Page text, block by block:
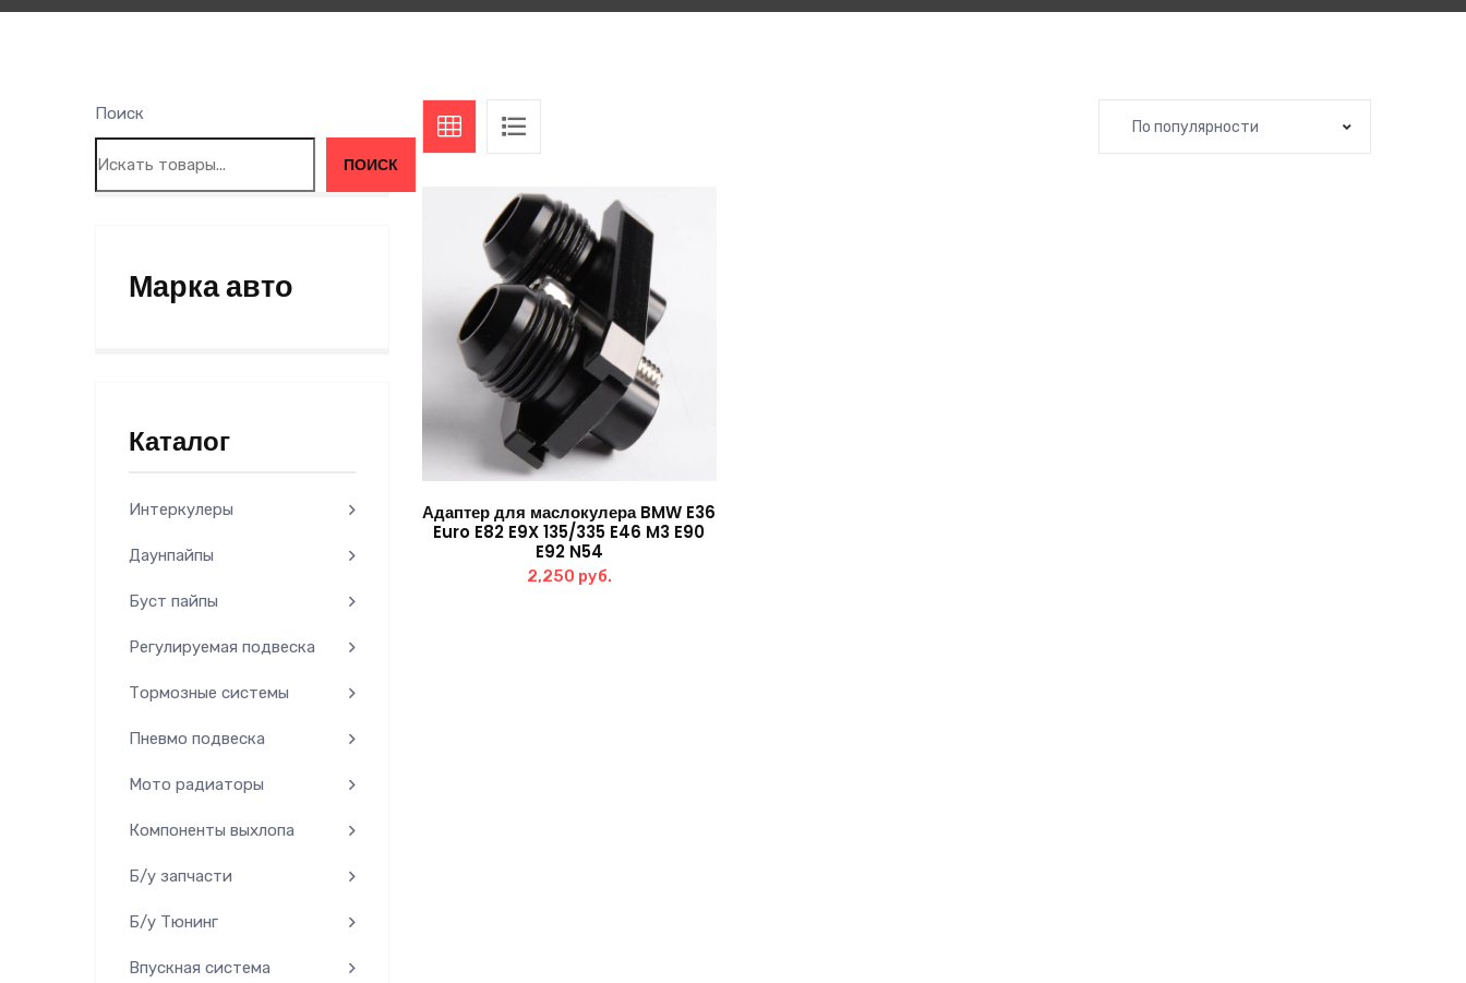
Поиск
ПОИСК
Марка авто
Каталог
Интеркулеры
Даунпайпы
Буст пайпы
Регулируемая подвеска
Тормозные системы
Пневмо подвеска
Мото радиаторы
Компоненты выхлопа
Б/у запчасти
Б/у Тюнинг
Впускная система
По популярности
Адаптер для маслокулера BMW E36
Euro E82 E9X 135/335 E46 M3 E90
E92 N54
2,250 руб.